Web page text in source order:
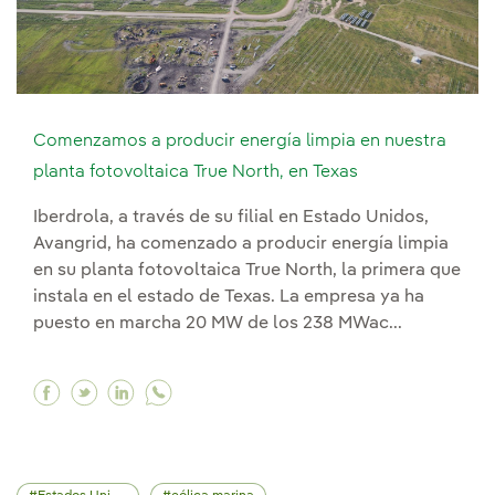
Comenzamos a producir energía limpia en nuestra
planta fotovoltaica True North, en Texas
Iberdrola, a través de su filial en Estado Unidos,
Avangrid, ha comenzado a producir energía limpia
en su planta fotovoltaica True North, la primera que
instala en el estado de Texas. La empresa ya ha
puesto en marcha 20 MW de los 238 MWac...
Facebook Comenzamos a producir energía
Twitter Comenzamos a producir energía
Linkedin Comenzamos a producir